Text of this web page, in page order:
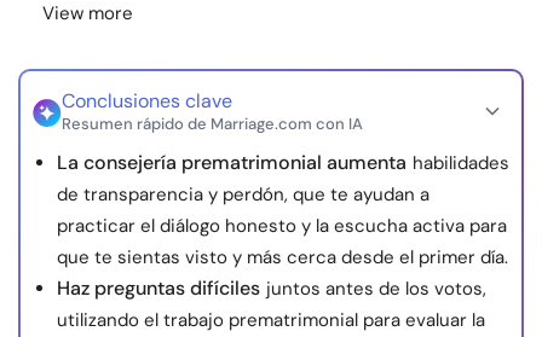
nosotros
© Copyright 2026. Todos los derechos reservados.
View more
Conclusiones clave
Resumen rápido de Marriage.com con IA
La consejería prematrimonial aumenta habilidades
de transparencia y perdón, que te ayudan a
practicar el diálogo honesto y la escucha activa para
que te sientas visto y más cerca desde el primer día.
Haz preguntas difíciles juntos antes de los votos,
utilizando el trabajo prematrimonial para evaluar la